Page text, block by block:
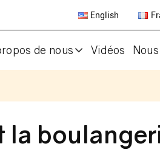
English
de nous Vidéos
la